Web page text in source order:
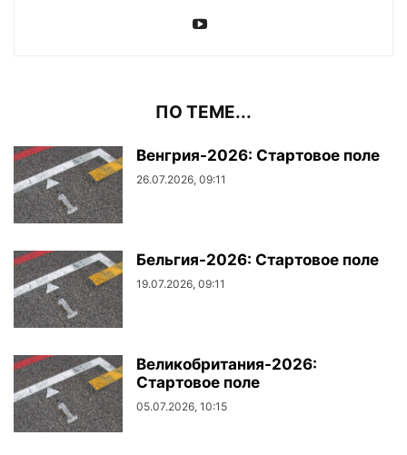
ПО ТЕМЕ...
Венгрия-2026: Стартовое поле
26.07.2026, 09:11
Бельгия-2026: Стартовое поле
19.07.2026, 09:11
Великобритания-2026:
Стартовое поле
05.07.2026, 10:15